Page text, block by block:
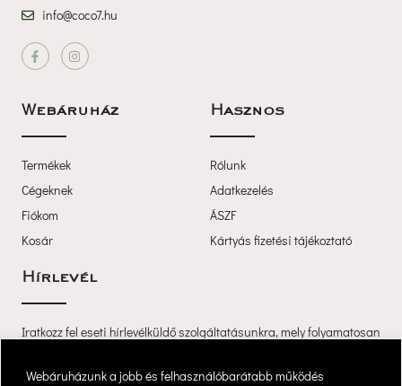
Webáruházunk a jobb és felhasználóbarátabb működés
info@coco7.hu
Webáruház
Termékek
Cégeknek
Fiókom
Kosár
Haszno
Rólunk
Adatkezelé
ÁSZF
Kártyás fizetési tájékoztató
Hírlevél
Iratkozz fel eseti hírlevélküldő szolgáltatásunkra, mely folyamatosan